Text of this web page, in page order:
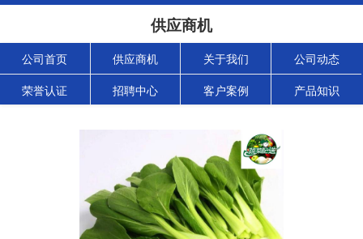
供应商机
公司首页 供应商机 关于我们 公司动态
荣誉认证 招聘中心 客户案例 产品知识